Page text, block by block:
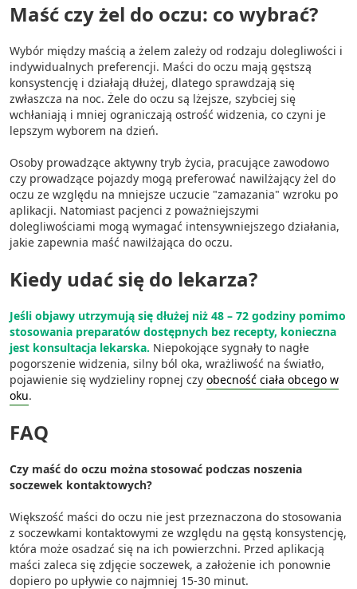
Maść czy żel do oczu: co wybrać?
Wybór między maścią a żelem zależy od rodzaju dolegliwości i
indywidualnych preferencji. Maści do oczu mają gęstszą
konsystencję i działają dłużej, dlatego sprawdzają się
zwłaszcza na noc. Żele do oczu są lżejsze, szybciej się
wchłaniają i mniej ograniczają ostrość widzenia, co czyni je
lepszym wyborem na dzień.
Osoby prowadzące aktywny tryb życia, pracujące zawodowo
czy prowadzące pojazdy mogą preferować nawilżający żel do
oczu ze względu na mniejsze uczucie "zamazania" wzroku po
aplikacji. Natomiast pacjenci z poważniejszymi
dolegliwościami mogą wymagać intensywniejszego działania,
jakie zapewnia maść nawilżająca do oczu.
Kiedy udać się do lekarza?
Jeśli objawy utrzymują się dłużej niż 48 – 72 godziny pomimo
stosowania preparatów dostępnych bez recepty, konieczna
jest konsultacja lekarska. Niepokojące sygnały to nagłe
pogorszenie widzenia, silny ból oka, wrażliwość na światło,
pojawienie się wydzieliny ropnej czy obecność ciała obcego w
oku.
FAQ
Czy maść do oczu można stosować podczas noszenia
soczewek kontaktowych?
Większość maści do oczu nie jest przeznaczona do stosowania
z soczewkami kontaktowymi ze względu na gęstą konsystencję,
która może osadzać się na ich powierzchni. Przed aplikacją
maści zaleca się zdjęcie soczewek, a założenie ich ponownie
dopiero po upływie co najmniej 15-30 minut.